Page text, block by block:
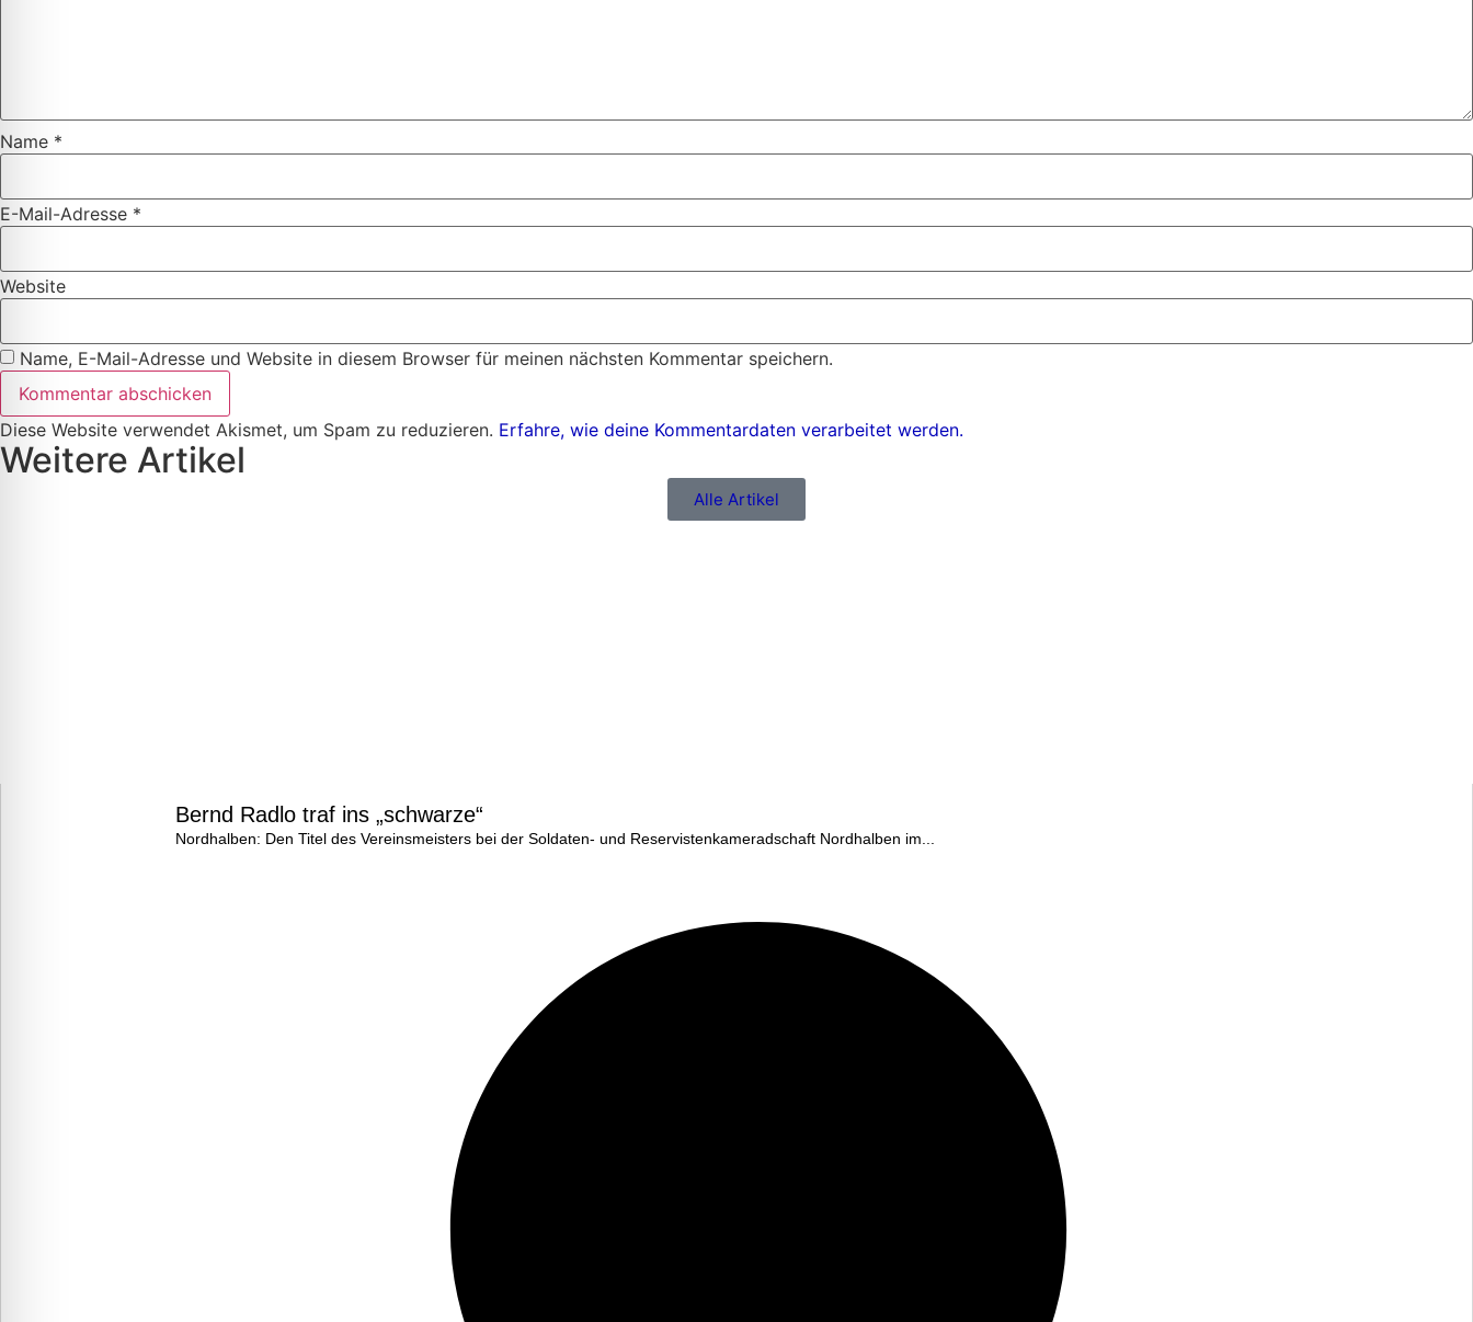
Name *
E-Mail-Adresse *
Website
Name, E-Mail-Adresse und Website in diesem Browser für meinen nächsten Kommentar speichern.
Diese Website verwendet Akismet, um Spam zu reduzieren. Erfahre, wie deine Kommentardaten verarbeitet werden.
Weitere Artikel
Alle Artikel
Bernd Radlo traf ins „schwarze“
Nordhalben: Den Titel des Vereinsmeisters bei der Soldaten- und Reservistenkameradschaft Nordhalben im...